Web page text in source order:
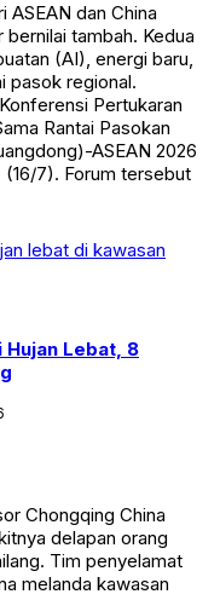
dan China
tambah. Kedua
(AI), energi baru,
pasok regional.
Pertukaran
Rantai Pasokan
ASEAN 2026
(16/7). Forum tersebut
Lebat, 8
Chongqing China
delapan orang
Tim penyelamat
melanda kawasan